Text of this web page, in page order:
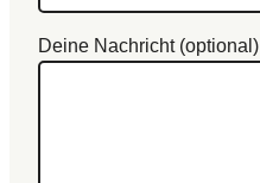
Deine Nachricht (optional)